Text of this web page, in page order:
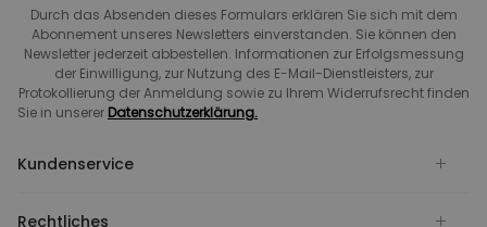
Durch das Absenden dieses Formulars erklären Sie sich mit dem
Abonnement unseres Newsletters einverstanden. Sie können den
Newsletter jederzeit abbestellen. Informationen zur Erfolgsmessung
der Einwilligung, zur Nutzung des E-Mail-Dienstleisters, zur
Protokollierung der Anmeldung sowie zu Ihrem Widerrufsrecht finden
Sie in unserer Datenschutzerklärung.
Kundenservice
Rechtliches